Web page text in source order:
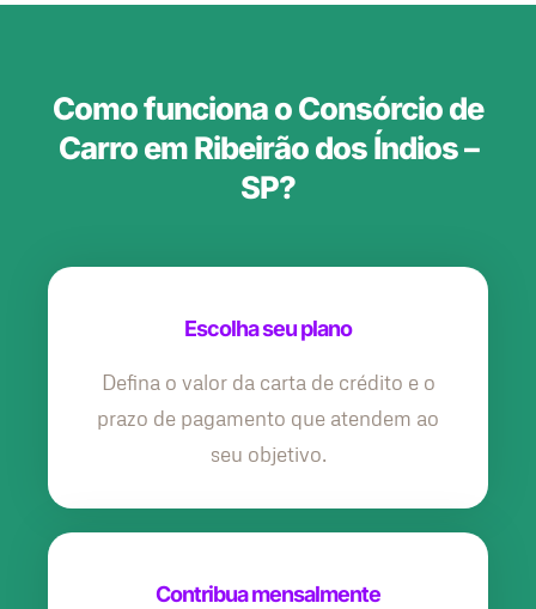
Como funciona o Consórcio de
Carro em Ribeirão dos Índios –
SP?
Escolha seu plano
Defina o valor da carta de crédito e o
prazo de pagamento que atendem ao
seu objetivo.
Contribua mensalmente